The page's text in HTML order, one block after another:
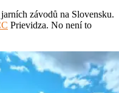
závodů na Slovensku.
Prievidza. No není to